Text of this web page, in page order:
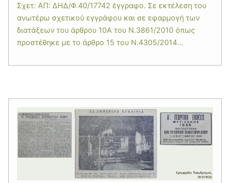
Σχετ: ΑΠ: ΔΗΔ/Φ.40/17742 έγγραφο. Σε εκτέλεση του
ανωτέρω σχετικού εγγράφου και σε εφαρμογή των
διατάξεων του άρθρου 10Α του Ν.3861/2010 όπως
προστέθηκε με το άρθρο 15 του Ν.4305/2014...